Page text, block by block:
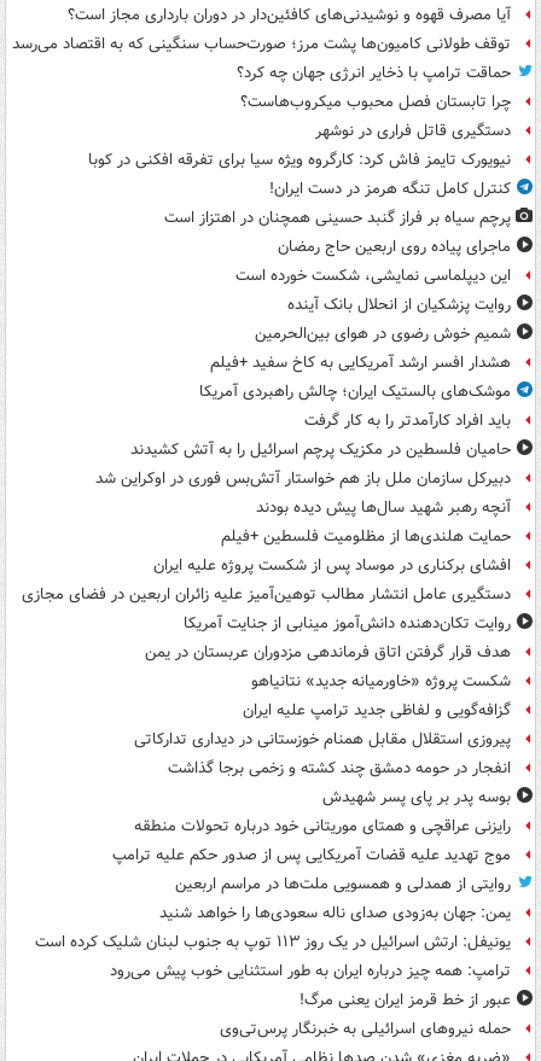
آیا مصرف قهوه و نوشیدنی‌های کافئین‌دار در دوران بارداری مجاز است؟
توقف طولانی کامیون‌ها پشت مرز؛ صورت‌حساب سنگینی که به اقتصاد می‌رسد
حماقت ترامپ با ذخایر انرژی جهان چه کرد؟
چرا تابستان فصل محبوب میکروب‌هاست؟
دستگیری قاتل فراری در نوشهر
نیویورک تایمز فاش کرد: کارگروه ویژه سیا برای تفرقه افکنی در کوبا
کنترل کامل تنگه هرمز در دست ایران!
پرچم سیاه بر فراز گنبد حسینی همچنان در اهتزاز است
ماجرای پیاده روی اربعین حاج رمضان
این دیپلماسی نمایشی، شکست خورده است
روایت پزشکیان از انحلال بانک آینده
شمیم خوش رضوی در هوای بین‌الحرمین
هشدار افسر ارشد آمریکایی به کاخ سفید +فیلم
موشک‌های بالستیک ایران؛ چالش راهبردی آمریکا
باید افراد کارآمدتر را به کار گرفت
حامیان فلسطین در مکزیک پرچم اسرائیل را به آتش کشیدند
دبیرکل سازمان ملل باز هم خواستار آتش‌بس فوری در اوکراین شد
آنچه رهبر شهید سال‌ها پیش دیده بودند
حمایت هلندی‌ها از مظلومیت فلسطین +فیلم
افشای برکناری در موساد پس از شکست پروژه علیه ایران
دستگیری عامل انتشار مطالب توهین‌آمیز علیه زائران اربعین در فضای مجازی
روایت تکان‌دهنده دانش‌آموز مینابی از جنایت آمریکا
هدف قرار گرفتن اتاق‌ فرماندهی مزدوران عربستان در یمن
شکست پروژه «خاورمیانه جدید» نتانیاهو
گزافه‌گویی و لفاظی جدید ترامپ علیه ایران
پیروزی استقلال مقابل همنام خوزستانی در دیداری تدارکاتی
انفجار در حومه دمشق چند کشته و زخمی برجا گذاشت
بوسه‌ پدر بر پای پسر شهیدش
رایزنی عراقچی و همتای موریتانی خود درباره تحولات منطقه
موج تهدید علیه قضات آمریکایی پس از صدور حکم علیه ترامپ
روایتی از همدلی و همسویی ملت‌ها در مراسم اربعین
یمن: جهان به‌زودی صدای ناله سعودی‌ها را خواهد شنید
یونیفل: ارتش اسرائیل در یک روز ۱۱۳ توپ به جنوب لبنان شلیک کرده است
ترامپ: همه چیز درباره ایران به طور استثنایی خوب پیش می‌رود
عبور از خط قرمز ایران یعنی مرگ!
حمله نیروهای اسرائیلی به خبرنگار پرس‌تی‌وی